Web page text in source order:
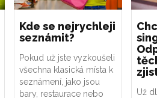
Kde se nejrychleji
seznámit?
Pokud už jste vyzkoušeli
všechna klasická místa k
seznámení, jako jsou
bary, restaurace nebo
Už